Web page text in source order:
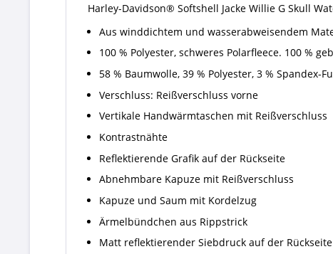
Harley-Davidson® Softshell Jacke Willie G Skull
Aus winddichtem und wasserabweisendem
100 % Polyester, schweres Polarfleece. 100 %
58 % Baumwolle, 39 % Polyester, 3 % Spandex-
Verschluss: Reißverschluss vorne
Vertikale Handwärmtaschen mit Reißverschluss
Kontrastnähte
Reflektierende Grafik auf der Rückseite
Abnehmbare Kapuze mit Reißverschluss
Kapuze und Saum mit Kordelzug
Ärmelbündchen aus Rippstrick
Matt reflektierender Siebdruck auf der Rückseite